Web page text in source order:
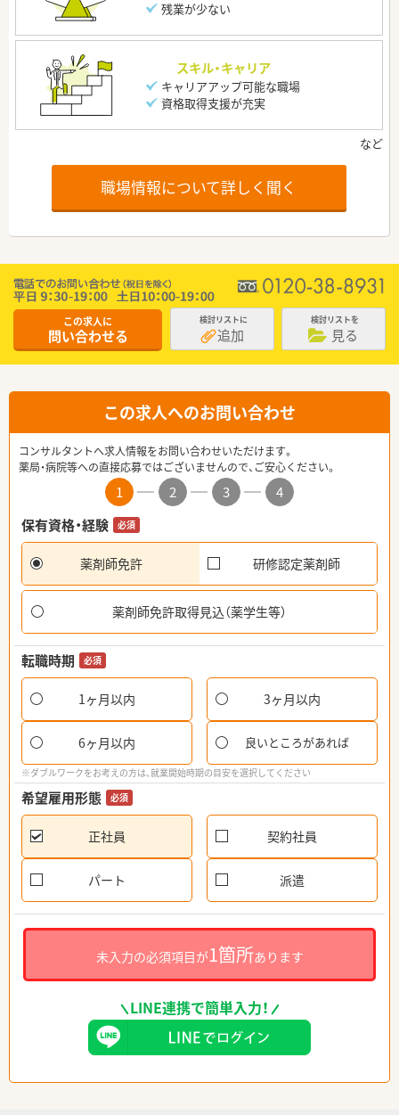
残業が少ない
スキル・キャリア
キャリアアップ可能な職場
資格取得支援が充実
職場情報について詳しく聞く
この求人に
問い合わせる
検討リストに
追加
検討リストを
見る
この求人へのお問い合わせ
コンサルタントへ求人情報をお問い合わせいただけます。
薬局・病院等への直接応募ではございませんので、ご安心ください。
1 2 3
4
保有資格・経験
必須
薬剤師免許 研修認定薬剤師
薬剤師免許取得見込（薬学生等）
転職時期 必須
1ヶ月以内 3ヶ月以内
6ヶ月以内 良いところがあれば
※ダブルワークをお考えの方は、就業開始時期の目安を選択してください
希望雇用形態 必須
正社員 契約社員
パート 派遣
未入力の必須項目が1箇所あります
LINE連携で簡単入力！